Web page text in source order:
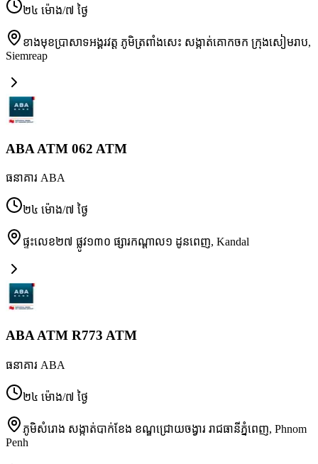
២៤ ម៉ោង/៧ ថ្ងៃ
ខាងមុខប្រាសាទអង្គរវត្ត ភូមិត្រពាំងសេះ សង្កាត់គោកចក ក្រុងសៀមរាប,
Siemreap
ABA ATM 062 ATM
ធនាគារ ABA
២៤ ម៉ោង/៧ ថ្ងៃ
ផ្ទះលេខ២៧ ផ្លូវ១៣០ ផ្សារកណ្ដាល១ ដូនពេញ, Kandal
ABA ATM R773 ATM
ធនាគារ ABA
២៤ ម៉ោង/៧ ថ្ងៃ
ភូមិសំរោង សង្កាត់បាក់ខែង ខណ្ឌជ្រោយចង្វារ រាជធានីភ្នំពេញ, Phnom
Penh